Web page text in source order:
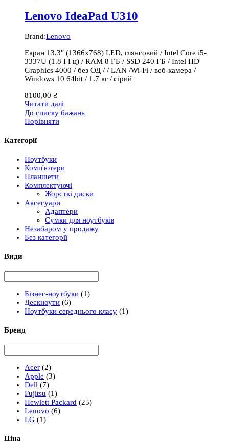
Lenovo IdeaPad U310
Brand:Lenovo
Екран 13.3″ (1366х768) LED, глянсовий / Intel Core i5-
3337U (1.8 ГГц) / RAM 8 ГБ / SSD 240 ГБ / Intel HD
Graphics 4000 / без ОД / / LAN /Wi-Fi / веб-камера /
Windows 10 64bit / 1.7 кг / сірий
8100,00 ₴
Читати далі
До списку бажань
Порівняти
Категорії
Ноутбуки
Комп'ютери
Планшети
Комплектуючі
Жорсткі диски
Аксесуари
Адаптери
Сумки для ноутбуків
Незабаром у продажу
Без категорії
Види
Бізнес-ноутбуки (1)
Дескноути (6)
Ноутбуки середнього класу (1)
Бренд
Acer (2)
Apple (3)
Dell (7)
Fujitsu (1)
Hewlett Packard (25)
Lenovo (6)
LG (1)
Ціна